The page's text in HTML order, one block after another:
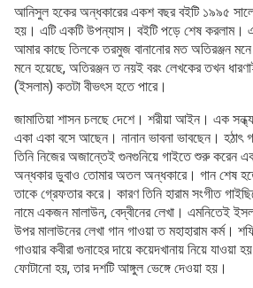
আনিসুল হকের অন্ধকারের একশ বছর বইটি ১৯৯৫
হয়। এটি একটি উপন্যাস। বইটি পড়ে শেষ করলাম।
আমার কাছে তিলকে তরমুজ বানানোর মত অতিরঞ্জন
মনে হয়েছে, অতিরঞ্জন ত নয়ই বরং লেখকের তখন
(ইসলাম) কতটা বীভৎস হতে পারে।
জামাতিয়া শাসন চলছে দেশে। শরীয়া আইন। এক
একা একা বসে আছেন। নানান ভাবনা ভাবছেন। হঠাৎ
তিনি নিজের অজান্তেই গুনগুনিয়ে গাইতে শুরু করেন
অন্ধকার ডুবাও তোমার অতল অন্ধকারে। গান শেষ
তাকে গ্রেফতার করে। কারণ তিনি হারাম সংগীত
নামে একজন মালাউন, বেদ্বীনের লেখা। এমনিতেই
উপর মালাউনের লেখা গান গাওয়া ত মহাহারাম কর্ম।
গাওয়ার কবীরা গুনাহের দায়ে কয়েদখানায় নিয়ে
ফোটানো হয়, তার দশটি আঙ্গুল ভেঙ্গে দেওয়া হয়।